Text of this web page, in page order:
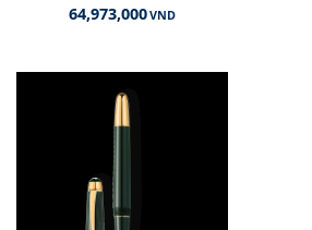
64,973,000VND